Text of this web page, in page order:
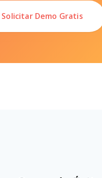
Solicitar Demo Gratis